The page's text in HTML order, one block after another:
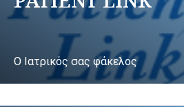
Ο Ιατρικός σας φάκελος